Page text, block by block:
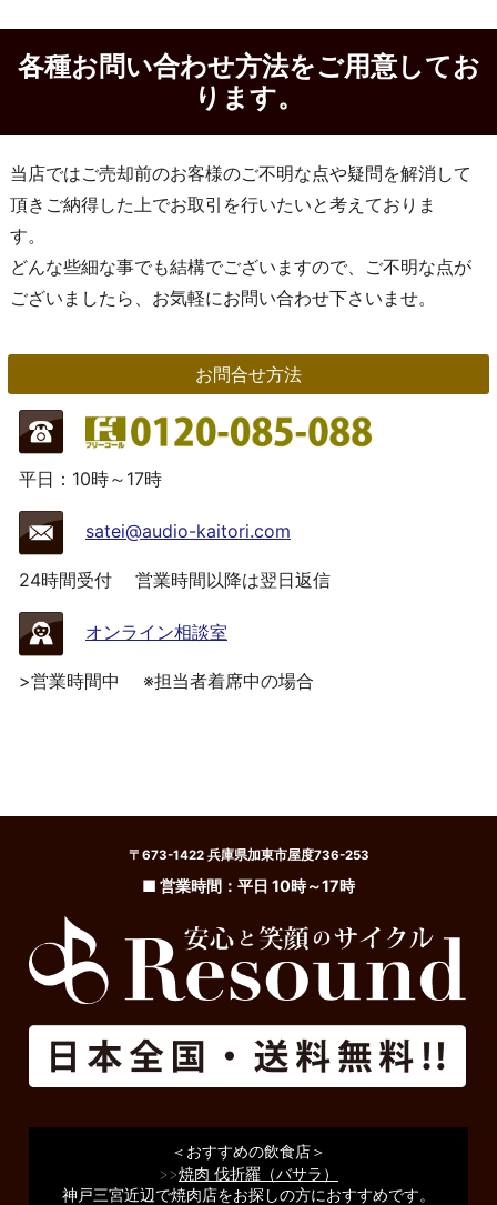
各種お問い合わせ方法をご用意してお
ります。
当店ではご売却前のお客様のご不明な点や疑問を解消して
頂きご納得した上でお取引を行いたいと考えておりま
す。
どんな些細な事でも結構でございますので、ご不明な点が
ございましたら、お気軽にお問い合わせ下さいませ。
お問合せ方法
平日：10時～17時
satei@audio-kaitori.com
24時間受付 営業時間以降は翌日返信
オンライン相談室
>営業時間中 ※担当者着席中の場合
〒673-1422 兵庫県加東市屋度736-253
■ 営業時間：平日 10時～17時
＜おすすめの飲食店＞
>>焼肉 伐折羅（バサラ）
神戸三宮近辺で焼肉店をお探しの方におすすめです。